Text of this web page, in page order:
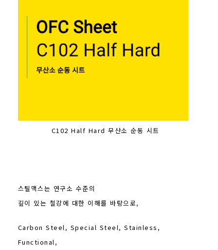
C102 Half Hard 무산소 순동 시트
스틸맥스는 연구소 수준의
깊이 있는 철강에 대한 이해를 바탕으로,
Carbon Steel, Special Steel, Stainless,
Functional,